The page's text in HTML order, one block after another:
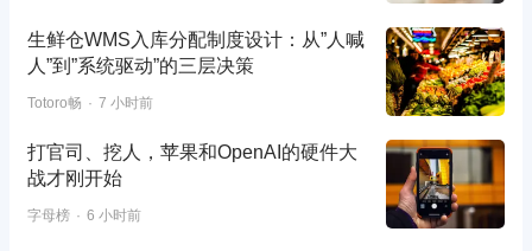
生鲜仓WMS入库分配制度设计：从”人喊
人”到”系统驱动”的三层决策
Totoro畅 7 小时前
打官司、挖人，苹果和OpenAI的硬件大
战才刚开始
字母榜 6 小时前